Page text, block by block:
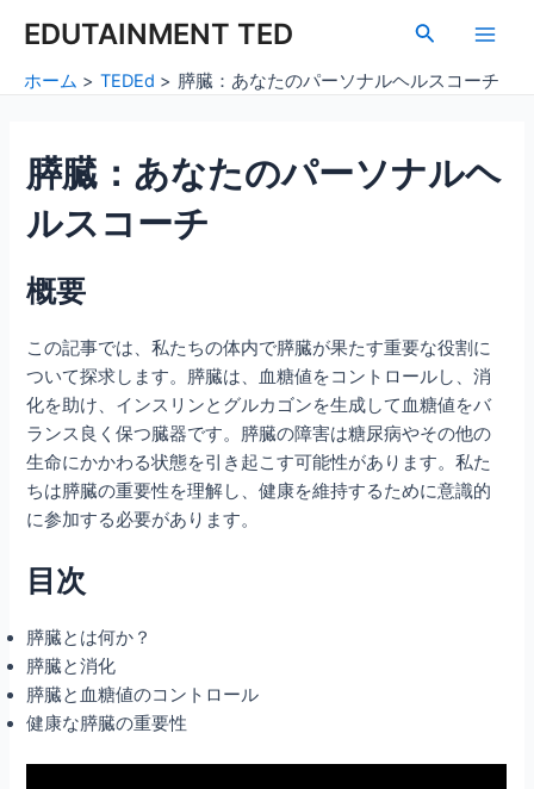
EDUTAINMENT TED
検
Main
ホーム TEDEd 膵臓：あなたのパーソナルヘルスコーチ
膵臓：あなたのパーソナルヘ
ルスコーチ
概要
この記事では、私たちの体内で膵臓が果たす重要な役割に
ついて探求します。膵臓は、血糖値をコントロールし、消
化を助け、インスリンとグルカゴンを生成して血糖値をバ
ランス良く保つ臓器です。膵臓の障害は糖尿病やその他の
生命にかかわる状態を引き起こす可能性があります。私た
ちは膵臓の重要性を理解し、健康を維持するために意識的
に参加する必要があります。
目次
膵臓とは何か？
膵臓と消化
膵臓と血糖値のコントロール
健康な膵臓の重要性
navigation